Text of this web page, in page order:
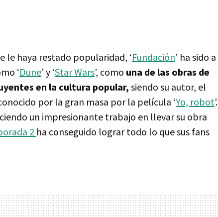
le haya restado popularidad, ‘Fundación’ ha sido a
‘Dune’ y ‘Star Wars’, como una de las obras de
en la cultura popular, siendo su autor, el
por la gran masa por la película ‘Yo, robot’.
un impresionante trabajo en llevar su obra
2 ha conseguido lograr todo lo que sus fans